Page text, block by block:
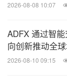
2026-08-08 10:07
ADFX 通过智
向创新推动全
2026-08-10 09:15